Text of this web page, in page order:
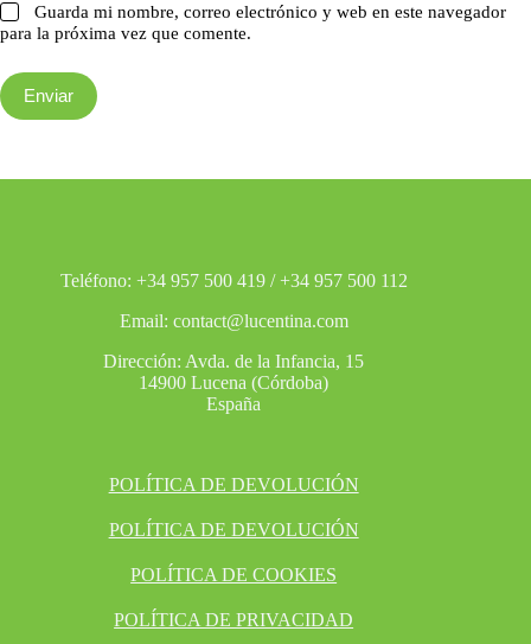
Guarda mi nombre, correo electrónico y web en este navegador
para la próxima vez que comente.
Enviar
Teléfono: +34 957 500 419 / +34 957 500 112
Email: contact@lucentina.com
Dirección: Avda. de la Infancia, 15
14900 Lucena (Córdoba)
España
POLÍTICA DE DEVOLUCIÓN
POLÍTICA DE DEVOLUCIÓN
POLÍTICA DE COOKIES
POLÍTICA DE PRIVACIDAD